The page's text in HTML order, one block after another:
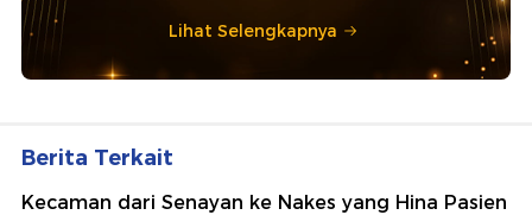
Lihat Selengkapnya
Berita Terkait
Kecaman dari Senayan ke Nakes yang Hina Pasien